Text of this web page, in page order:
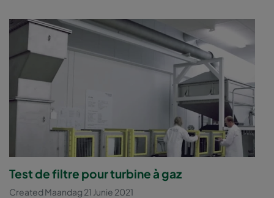
Test de filtre pour turbine à gaz
Created Maandag 21 Junie 2021